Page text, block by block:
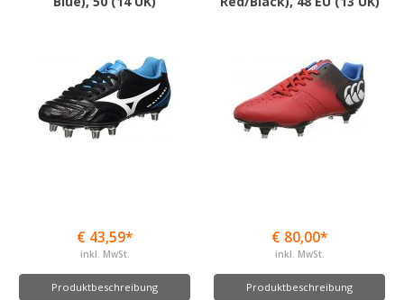
€ 43,59*
inkl. MwSt.
Produktbeschreibung
€ 80,00*
inkl. MwSt.
Produktbeschreibung